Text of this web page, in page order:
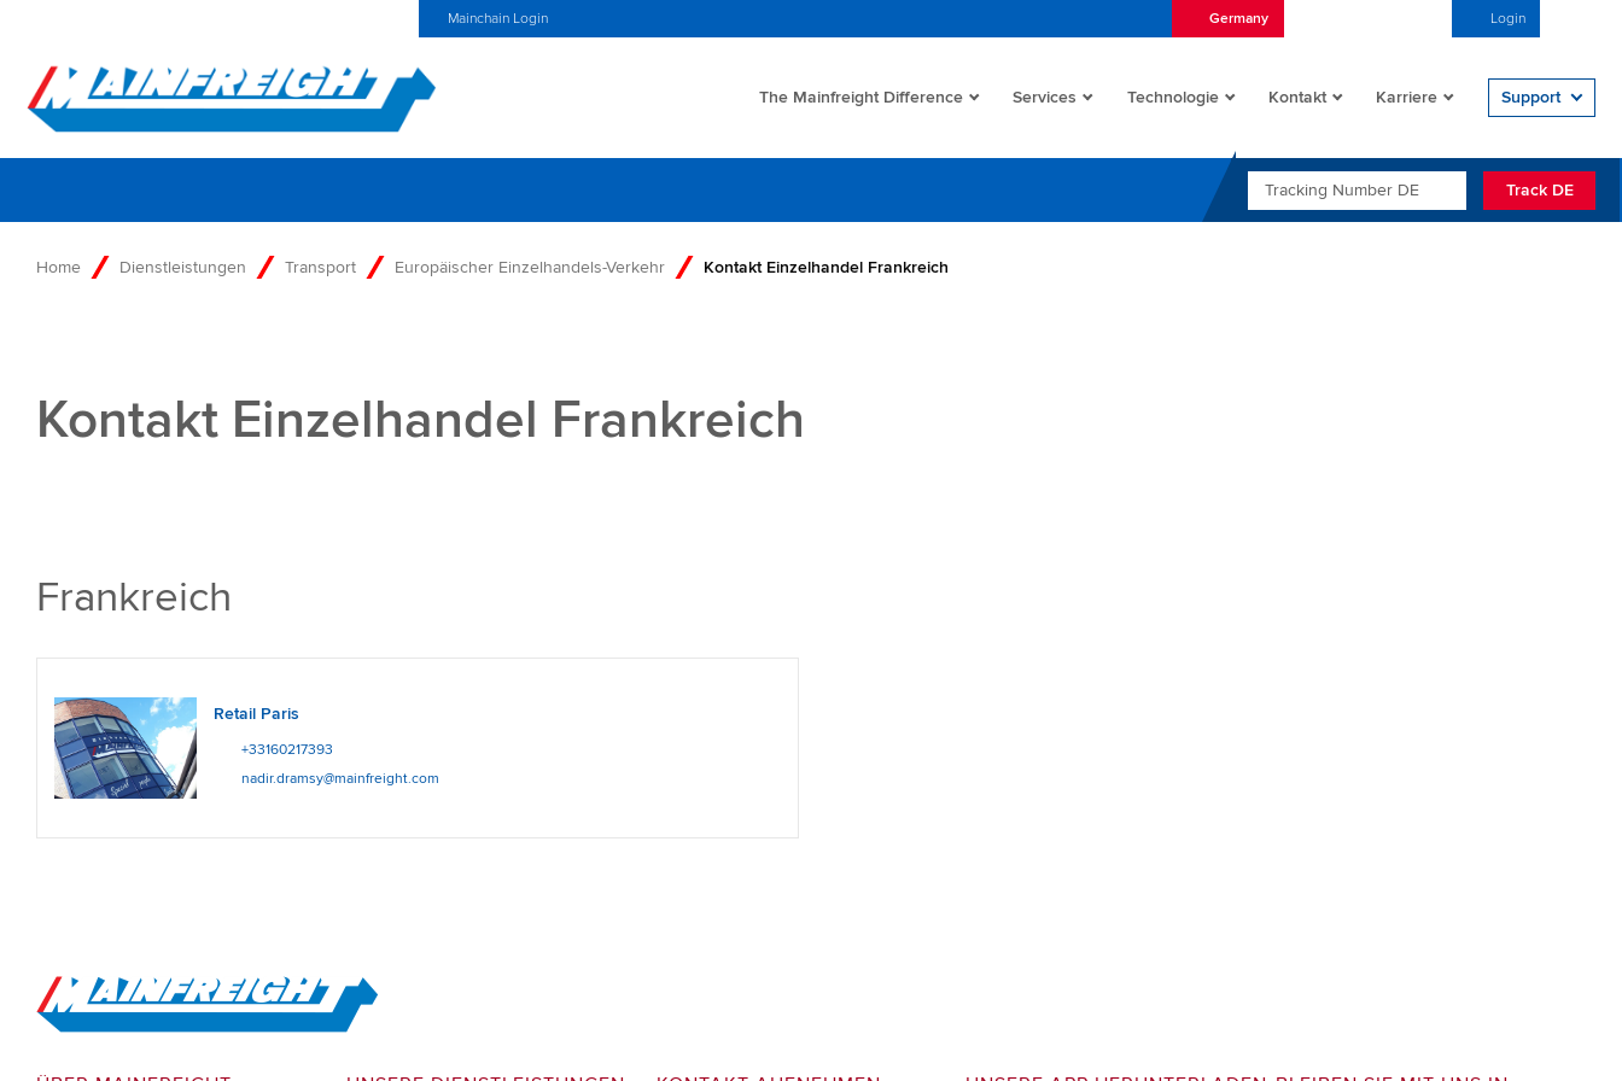
Mainchain Login Germany Login
Go to Home
The Mainfreight Difference Services Technologie Kontakt Karriere Support
TRACKING NUMBER DE
Track DE
Home Dienstleistungen Transport Europäischer Einzelhandels-Verkehr Kontakt Einzelhandel Frankreich
Kontakt Einzelhandel Frankreich
Frankreich
Retail Paris
+33160217393
nadir.dramsy@mainfreight.com
Go to Home